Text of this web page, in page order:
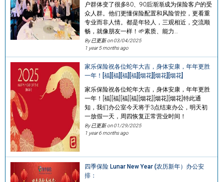
户群体变了很多80、90后渐渐成为保险客户的受
众人群。他们更懂保险配置和风险管控，更看重
专业而非人情。都是年轻人，三观相近，交流顺
畅，就像朋友一样！🌱素质、能力…
By 已更新 on03/04/2025
1 year 5 months ago
家乐保险祝各位蛇年大吉，身体安康，年年更胜
一年！[福][福][福][福][烟花][烟花][烟花]
家乐保险祝各位蛇年大吉，身体安康，年年更胜
一年！[福][福][福][福][烟花][烟花][烟花]特此通
知，我们办公室今天将于3点结束办公，明天初
一放假一天，周四恢复正常营业时间！
By 已更新 on01/29/2025
1 year 6 months ago
四季保险 Lunar New Year (农历新年）办公安
排：